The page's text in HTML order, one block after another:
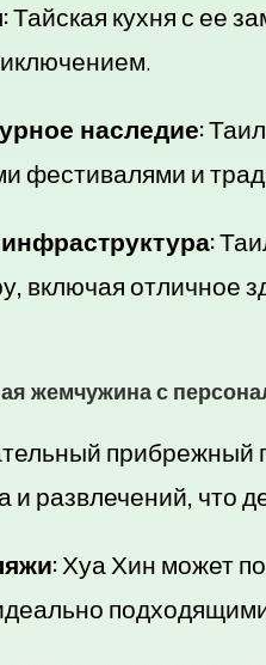
Тайская кухня с ее
наследие:
фестивалями и
включая отличное
жемчужина с
прибрежный
и развлечений, что
Хуа Хин может